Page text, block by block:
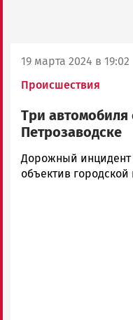
19 марта 2024 в 19:02
Происшествия
Три автомобиля
Петрозаводске
Юрий
Каулио
Дорожный инцидент
объектив